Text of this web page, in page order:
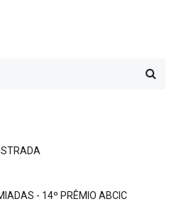
- 14º PRÊMIO ABCIC